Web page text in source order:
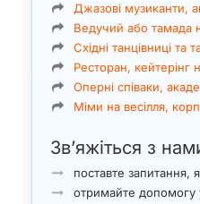
Джазові музиканти,
Ведучий або тамада
Східні танцівниці та
Ресторан, кейтерінг
Оперні співаки,
Міми на весілля,
Зв’яжіться з
поставте запитання,
отримайте допомогу